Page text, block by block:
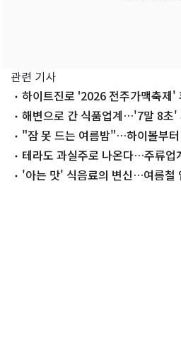
관련 기사
하이트진로 '2026 전주가맥축
보인다"
해변으로 간 식품업계…'7말 8초'
"잠 못 드는 여름밤"…하이볼부
'봇물'[이번주Eat템]
테라도 과실주로 나온다…주류
선 '아는 맛' 식음료의 변신…여름철